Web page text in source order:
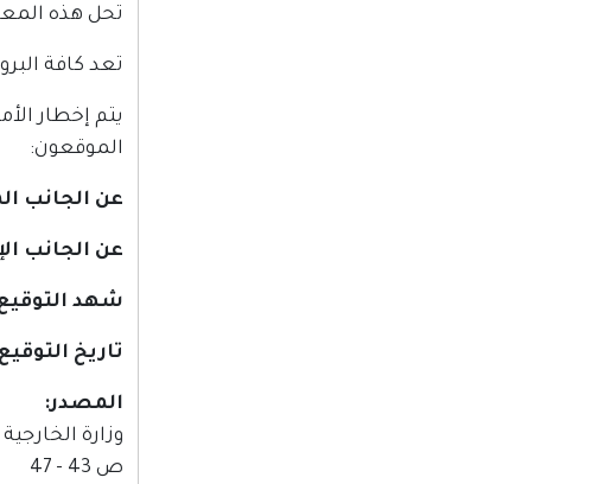
تحل هذه
تعد كافة
يتم إخطار الأمين
الموقعون:
عن الجانب
عن الجانب
شهد
تاريخ التوقيع: 26 مارس (آذار) 1979 - 27 ربيع الثاني سنة
المصدر:
ص 43 - 47